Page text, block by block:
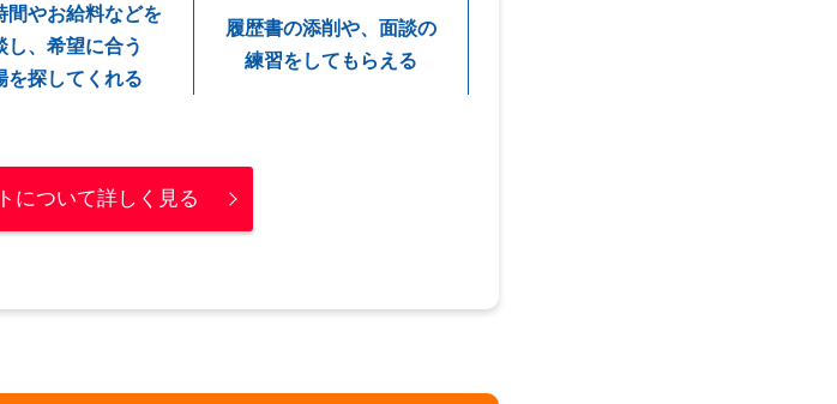
間やお給料などを
し、希望に合う
を探してくれる
履歴書の添削や、面談の
練習をしてもらえる
について詳しく見る